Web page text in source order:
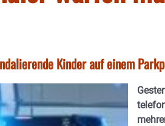
Kinder auf einem